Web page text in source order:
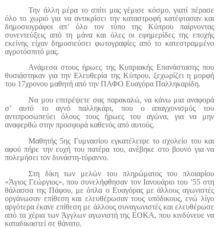
Την άλλη μέρα το σπίτι μας γέμισε κόσμο, γιατί πέρασε
όλο το χωριό για να αντικρίσει την καταστροφή κατέφτασαν και
δημοσιογράφοι απ’ όλο τον τύπο της Κύπρου παίρνοντας
συνεντεύξεις από τη μάνα και όλες οι εφημερίδες της εποχής
εκείνης είχαν δημοσιεύσει φωτογραφίες από το κατεστραμμένο
αγροτόσπιτό μας.
Ανάμεσα στους ήρωες της Κυπριακής Επανάστασης που
θυσιάστηκαν για την Ελευθερία της Κύπρου, ξεχωρίζει η μορφή
του 17χρονου μαθητή από την ΠΑΦΟ Ευαγόρα Παλληκαρίδη.
Να μου επιτρέψετε σας παρακαλώ, να κάνω μια αναφορά
σ’ αυτό το αγνό παλληκάρι, που ο απαγχονισμός του
αντιπροσωπεύει όλους τους ήρωες του αγώνα, για να μην
αναφερθώ στην προσφορά καθενός από αυτούς.
Μαθητής 5ης Γυμνασίου εγκατέλειψε το σχολείο του και
αφού πήρε την ευχή του πατέρα του, ανέβηκε στο βουνό για να
πολεμήσει τον δυνάστη-τύραννο.
Στη δίκη των μελών του πληρώματος του πλοιαρίου
«Άγιος Γεώργιος», που συνελήφθησαν τον Ιανουάριο του ’55 στη
θάλασσα της Πάφου, με όπλα ο Ευαγόρας με άλλους αγωνιστές
οργάνωσαν επίθεση και ελευθέρωσαν τους υπόδικους, ενώ λίγο
αργότερα έκανε επίθεση με άλλους συναγωνιστές και ελευθέρωσε
από τα χέρια των Άγγλων αγωνιστή της ΕΟΚΑ, που κινδύνευε να
καταδικαστεί σε θάνατο.